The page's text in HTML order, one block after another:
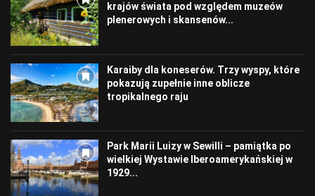
krajów świata pod względem muzeów
plenerowych i skansenów...
Karaiby dla koneserów. Trzy wyspy, które
pokazują zupełnie inne oblicze
tropikalnego raju
Park Marii Luizy w Sewilli – pamiątka po
wielkiej Wystawie Iberoamerykańskiej w
1929...